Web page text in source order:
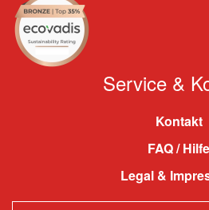
Service &
Kontakt
FAQ / Hilfe
Legal &